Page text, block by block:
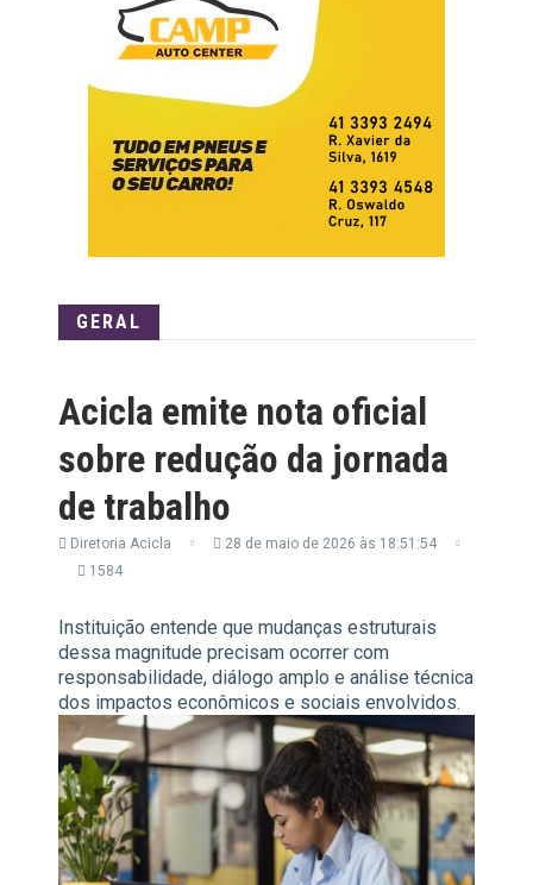
GERAL
Acicla emite nota oficial
sobre redução da jornada
de trabalho
Diretoria Acicla
28 de maio de 2026 às 18:51:54
1584
Instituição entende que mudanças estruturais
dessa magnitude precisam ocorrer com
responsabilidade, diálogo amplo e análise técnica
dos impactos econômicos e sociais envolvidos.